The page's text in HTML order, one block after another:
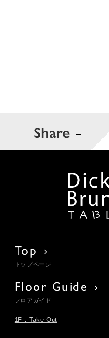
Share
Top
トップページ
Floor Guide
フロアガイド
1F：Take Out